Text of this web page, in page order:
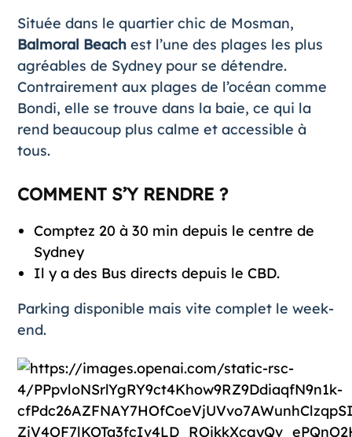
Située dans le quartier chic de Mosman,
Balmoral Beachest l’une des plages les plus
agréables de Sydney pour se détendre.
Contrairement aux plages de l’océan comme
Bondi, elle se trouve dans la baie, ce qui la
rend beaucoup plus calme et accessible à
tous.
COMMENT S’Y RENDRE ?
Comptez 20 à 30 min depuis le centre de
Sydney
Il y a des Bus directs depuis le CBD.
Parking disponible mais vite complet le week-
end.